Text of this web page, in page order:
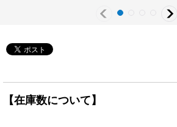
【在庫数について】